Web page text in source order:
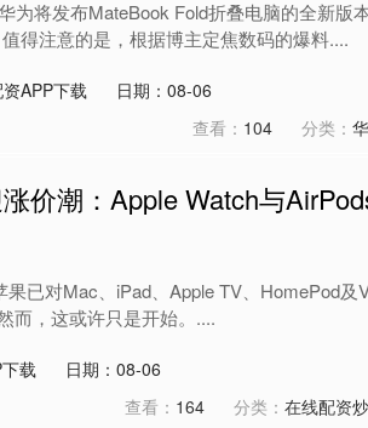
为将发布MateBook Fold折叠电脑的全新版
得注意的是，根据博主定焦数码的爆料....
APP下载
日期：08-06
查看： 104 分类：
价潮：Apple Watch与
果已对Mac、iPad、Apple TV、HomePod及
而，这或许只是开始。....
载
日期：08-06
查看： 164 分类： 在线配资
沪深300 4637.89 -20.27